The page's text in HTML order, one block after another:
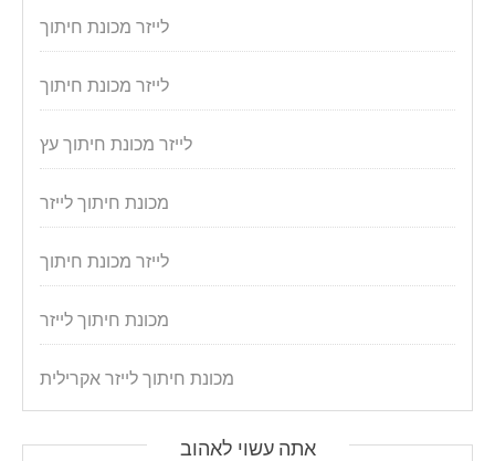
לייזר מכונת חיתוך
לייזר מכונת חיתוך
לייזר מכונת חיתוך עץ
מכונת חיתוך לייזר
לייזר מכונת חיתוך
מכונת חיתוך לייזר
מכונת חיתוך לייזר אקרילית
אתה עשוי לאהוב